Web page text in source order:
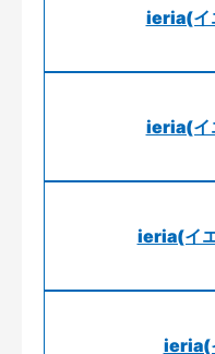
ieria(イ
ieria(イ
ieria(イ
ieria(